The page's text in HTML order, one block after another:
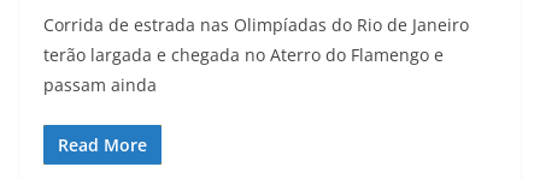
Corrida de estrada nas Olimpíadas do Rio de Janeiro
terão largada e chegada no Aterro do Flamengo e
passam ainda
Read More